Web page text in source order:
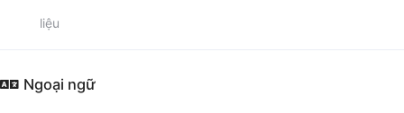
liệu
Ngoại ngữ